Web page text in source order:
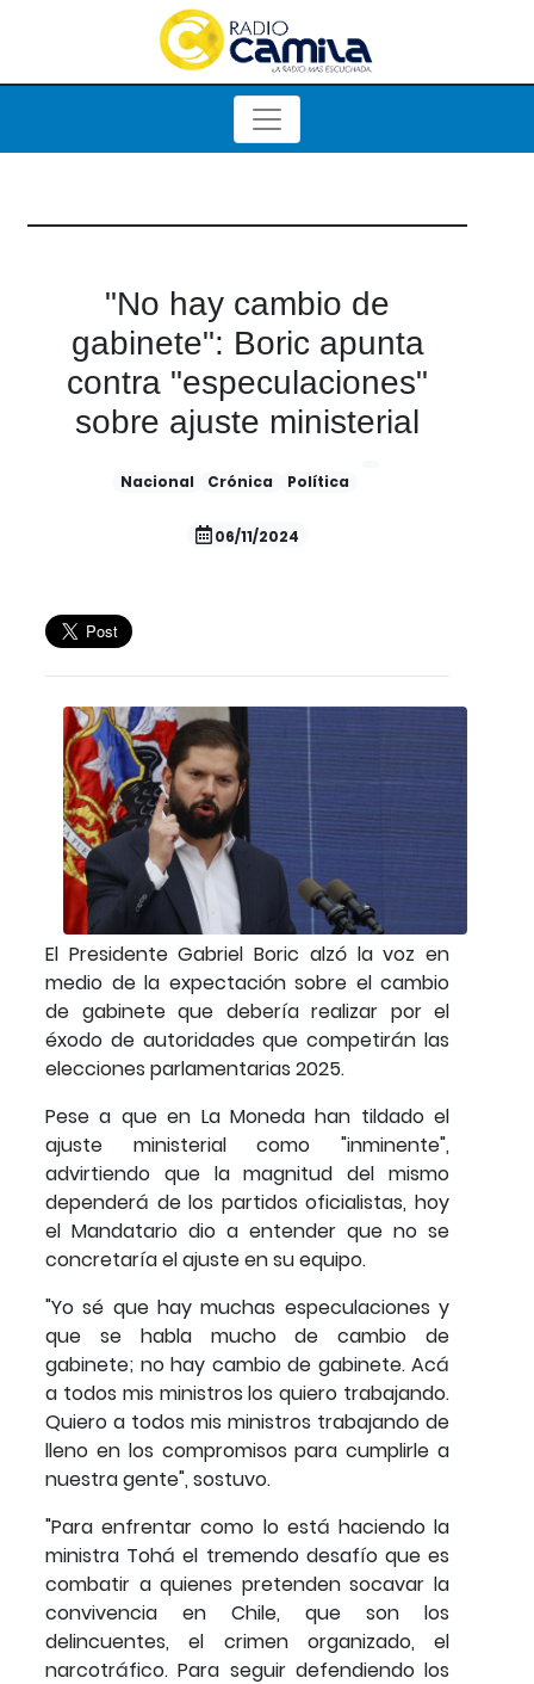
"No hay cambio de
gabinete": Boric apunta
contra "especulaciones"
sobre ajuste ministerial
Nacional Crónica Política
06/11/2024
El Presidente Gabriel Boric alzó la voz en
medio de la expectación sobre el cambio
de gabinete que debería realizar por el
éxodo de autoridades que competirán las
elecciones parlamentarias 2025.
Pese a que en La Moneda han tildado el
ajuste ministerial como "inminente",
advirtiendo que la magnitud del mismo
dependerá de los partidos oficialistas, hoy
el Mandatario dio a entender que no se
concretaría el ajuste en su equipo.
"Yo sé que hay muchas especulaciones y
que se habla mucho de cambio de
gabinete; no hay cambio de gabinete. Acá
a todos mis ministros los quiero trabajando.
Quiero a todos mis ministros trabajando de
lleno en los compromisos para cumplirle a
nuestra gente", sostuvo.
"Para enfrentar como lo está haciendo la
ministra Tohá el tremendo desafío que es
combatir a quienes pretenden socavar la
convivencia en Chile, que son los
delincuentes, el crimen organizado, el
narcotráfico. Para seguir defendiendo los